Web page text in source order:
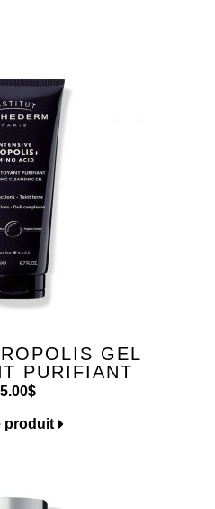
GEL
PURIFIANT
$
produit